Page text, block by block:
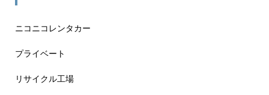
ニコニコレンタカー
プライベート
リサイクル工場